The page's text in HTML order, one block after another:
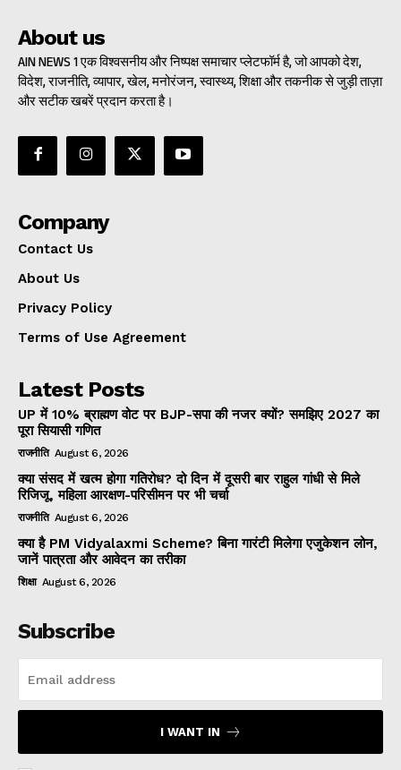
About us
AIN NEWS 1 एक विश्वसनीय और निष्पक्ष समाचार प्लेटफॉर्म है, जो आपको देश,
विदेश, राजनीति, व्यापार, खेल, मनोरंजन, स्वास्थ्य, शिक्षा और तकनीक से जुड़ी ताज़ा
और सटीक खबरें प्रदान करता है।
Company
Contact Us
About Us
Privacy Policy
Terms of Use Agreement
Latest Posts
UP में 10% ब्राह्मण वोट पर BJP-सपा की नजर क्यों? समझिए 2027 का
पूरा सियासी गणित
राजनीति August 6, 2026
क्या संसद में खत्म होगा गतिरोध? दो दिन में दूसरी बार राहुल गांधी से मिले
रिजिजू, महिला आरक्षण-परिसीमन पर भी चर्चा
राजनीति August 6, 2026
क्या है PM Vidyalaxmi Scheme? बिना गारंटी मिलेगा एजुकेशन लोन,
जानें पात्रता और आवेदन का तरीका
शिक्षा August 6, 2026
Subscribe
I WANT IN